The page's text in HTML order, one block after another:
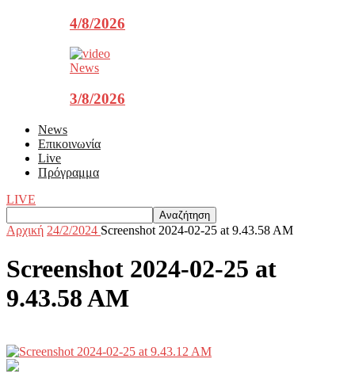
4/8/2026
News
3/8/2026
News
Επικοινωνία
Live
Πρόγραμμα
LIVE
Αρχική 24/2/2024 Screenshot 2024-02-25 at 9.43.58 AM
Screenshot 2024-02-25 at
9.43.58 AM